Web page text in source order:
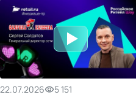
22.07.2026
5 151